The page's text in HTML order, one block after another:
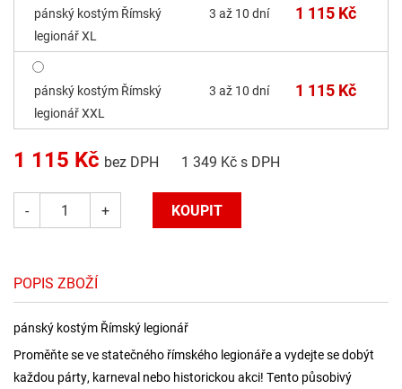
pánský kostým Římský
legionář XL
3 až 10 dní 1 115 Kč
pánský kostým Římský
legionář XXL
3 až 10 dní 1 115 Kč
1 115 Kč bez DPH 1 349 Kč s DPH
- +
POPIS ZBOŽÍ
pánský kostým Římský legionář
Proměňte se ve statečného římského legionáře a vydejte se dobýt
každou párty, karneval nebo historickou akci! Tento působivý